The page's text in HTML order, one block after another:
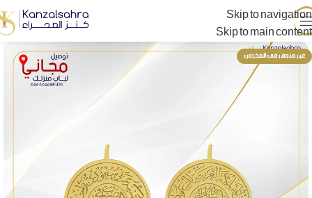
Skip to navigation
Skip to main content
غير متوفر فى المخزون